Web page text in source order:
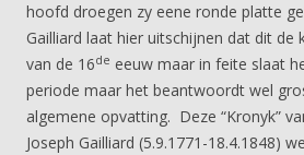
hoofd droegen zy eene ronde platte
Gailliard laat hier uitschijnen dat dit de
van de 16de eeuw maar in feite slaat
periode maar het beantwoordt wel
algemene opvatting. Deze “Kronyk”
Joseph Gailliard (5.9.1771-18.4.1848)